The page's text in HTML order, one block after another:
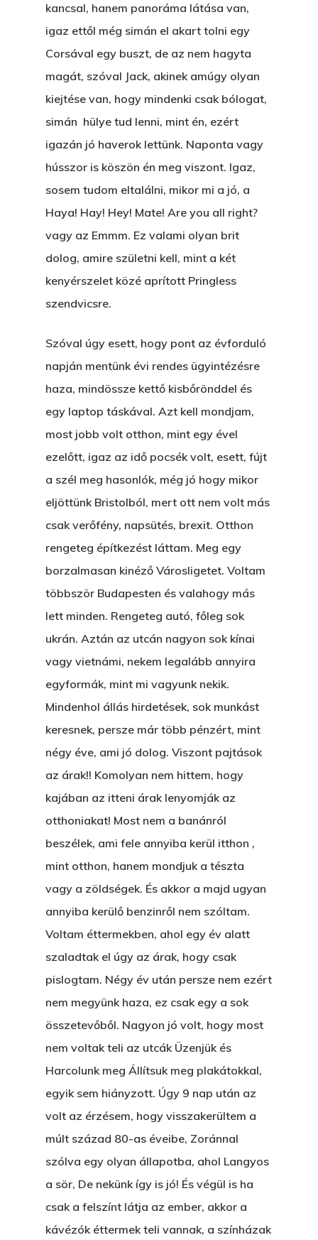
kancsal, hanem panoráma látása van,
igaz ettől még simán el akart tolni egy
Corsával egy buszt, de az nem hagyta
magát, szóval Jack, akinek amúgy olyan
kiejtése van, hogy mindenki csak bólogat,
simán hülye tud lenni, mint én, ezért
igazán jó haverok lettünk. Naponta vagy
hússzor is köszön én meg viszont. Igaz,
sosem tudom eltalálni, mikor mi a jó, a
Haya! Hay! Hey! Mate! Are you all right?
vagy az Emmm. Ez valami olyan brit
dolog, amire születni kell, mint a két
kenyérszelet közé aprított Pringless
szendvicsre.
Szóval úgy esett, hogy pont az évforduló
napján mentünk évi rendes ügyintézésre
haza, mindössze kettő kisbőrönddel és
egy laptop táskával. Azt kell mondjam,
most jobb volt otthon, mint egy ével
ezelőtt, igaz az idő pocsék volt, esett, fújt
a szél meg hasonlók, még jó hogy mikor
eljöttünk Bristolból, mert ott nem volt más
csak verőfény, napsütés, brexit. Otthon
rengeteg építkezést láttam. Meg egy
borzalmasan kinéző Városligetet. Voltam
többször Budapesten és valahogy más
lett minden. Rengeteg autó, főleg sok
ukrán. Aztán az utcán nagyon sok kínai
vagy vietnámi, nekem legalább annyira
egyformák, mint mi vagyunk nekik.
Mindenhol állás hirdetések, sok munkást
keresnek, persze már több pénzért, mint
négy éve, ami jó dolog. Viszont pajtások
az árak!! Komolyan nem hittem, hogy
kajában az itteni árak lenyomják az
otthoniakat! Most nem a banánról
beszélek, ami fele annyiba kerül itthon ,
mint otthon, hanem mondjuk a tészta
vagy a zöldségek. És akkor a majd ugyan
annyiba kerülő benzinről nem szóltam.
Voltam éttermekben, ahol egy év alatt
szaladtak el úgy az árak, hogy csak
pislogtam. Négy év után persze nem ezért
nem megyünk haza, ez csak egy a sok
összetevőből. Nagyon jó volt, hogy most
nem voltak teli az utcák Üzenjük és
Harcolunk meg Állítsuk meg plakátokkal,
egyik sem hiányzott. Úgy 9 nap után az
volt az érzésem, hogy visszakerültem a
múlt század 80-as éveibe, Zoránnal
szólva egy olyan állapotba, ahol Langyos
a sör, De nekünk így is jó! És végül is ha
csak a felszínt látja az ember, akkor a
kávézók éttermek teli vannak, a színházak